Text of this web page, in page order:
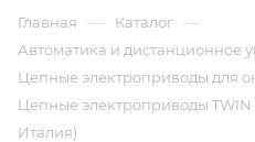
Главная — Каталог —
Автоматика и дистанционное
Цепные электроприводы для
Цепные электроприводы TWIN
Италия)